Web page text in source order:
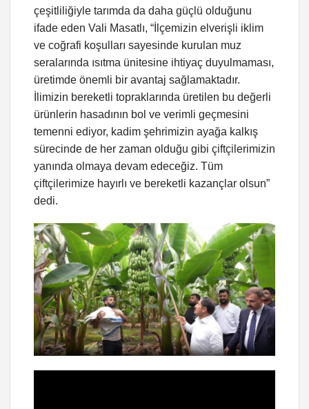
çeşitliliğiyle tarımda da daha güçlü olduğunu
ifade eden Vali Masatlı, “İlçemizin elverişli iklim
ve coğrafi koşulları sayesinde kurulan muz
seralarında ısıtma ünitesine ihtiyaç duyulmaması,
üretimde önemli bir avantaj sağlamaktadır.
İlimizin bereketli topraklarında üretilen bu değerli
ürünlerin hasadının bol ve verimli geçmesini
temenni ediyor, kadim şehrimizin ayağa kalkış
sürecinde de her zaman olduğu gibi çiftçilerimizin
yanında olmaya devam edeceğiz. Tüm
çiftçilerimize hayırlı ve bereketli kazançlar olsun”
dedi.